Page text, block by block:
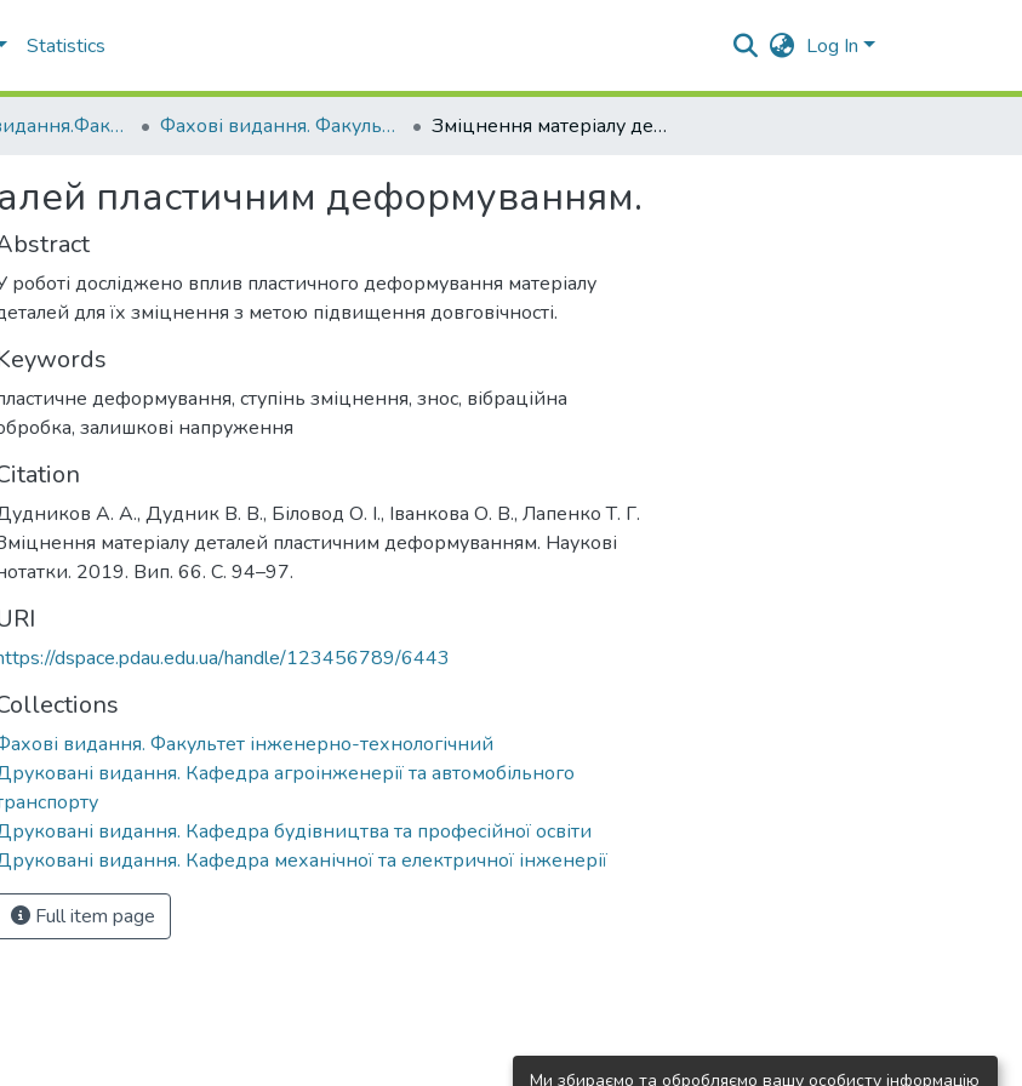
Statistics Log In
Друковані видання.Факультет інженерно-технологічний Фахові видання. Факультет інженерно-технологічний Зміцнення матеріалу деталей пластичним деформуванням.
пластичним деформуванням.
роботі досліджено вплив пластичного деформування матеріалу
для їх зміцнення з метою підвищення довговічності.
деформування, ступінь зміцнення, знос, вібраційна
, залишкові напруження
А. А., Дудник В. В., Біловод О. І., Іванкова О. В., Лапенко Т. Г.
матеріалу деталей пластичним деформуванням. Наукові
2019. Вип. 66. С. 94–97.
dspace.pdau.edu.ua/handle/123456789/6443
видання. Факультет інженерно-технологічний
видання. Кафедра агроінженерії та автомобільного
видання. Кафедра будівництва та професійної освіти
видання. Кафедра механічної та електричної інженерії
Full item page
Ми збираємо та обробляємо вашу особисту інформацію